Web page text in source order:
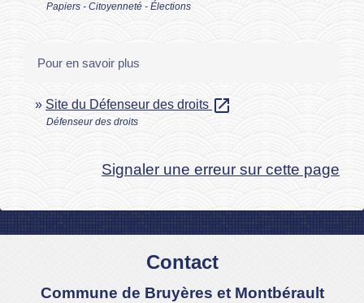
Papiers - Citoyenneté - Élections
Pour en savoir plus
Site du Défenseur des droits open_in_new
Défenseur des droits
Signaler une erreur sur cette page
Contact
Commune de Bruyères et Montbérault